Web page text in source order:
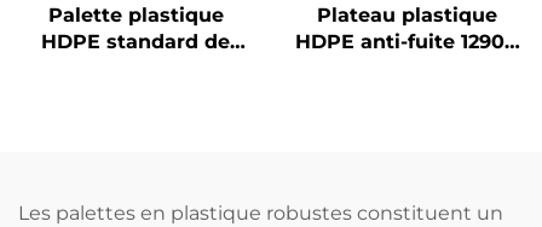
Palette plastique
HDPE standard de
rayonnages ou à plat.
Plateau plastique
HDPE anti-fuite 1290 *
Les palettes en plastique robustes constituent un